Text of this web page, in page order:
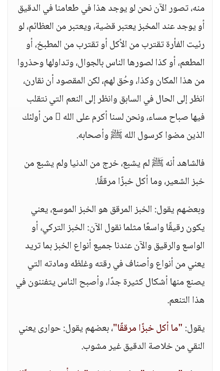
منه، تصور الآن نحن لو يوجد هذا في طعامنا في الدقيق
أو يوجد عند المخبز يعتبر قضية، ويعتبر من العظائم، لو
رئيت الفأرة تقترب من الأكل أو تقترب من المطبخ، أو
المطعم، أو كذا لصورها الناس بالجوال، وتداولها وحذروا
من هذا المكان وكذا، وحُق لهم، لكن المقصود أن نقارن،
انظر إلى الحال في السابق وانظر إلى النعم التي نتقلب
فيها صباح مساء، ونحن لسنا أكرم على الله  من أولئك
الذين مضوا كرسول الله ﷺ وأصحابه.
فالشاهد أنه ﷺ لم يشبع، خرج من الدنيا ولم يشبع من
خبز الشعير، وما أكل خبزًا مرققًا.
وبعضهم يقول: الخبز المرقق هو الخبز الموسع، يعني
يكون رقيقًا واسعًا مثلما نقول الآن: الخبز التركي، أو
الواسع والرقيق والآن عندنا جميع أنواع الخبز بما تريد
يعني من أنواع وأصناف في رقته وغلظه ومادته التي
يصنع منها أشكال كثيرة جدًا، وأصبح الناس يتفننون في
هذا التنعم.
يقول:"ما أكل خبزًا مرققًا"، بعضهم يقول: حوارى يعني
النقي من خلاصة الدقيق غير مشوب.